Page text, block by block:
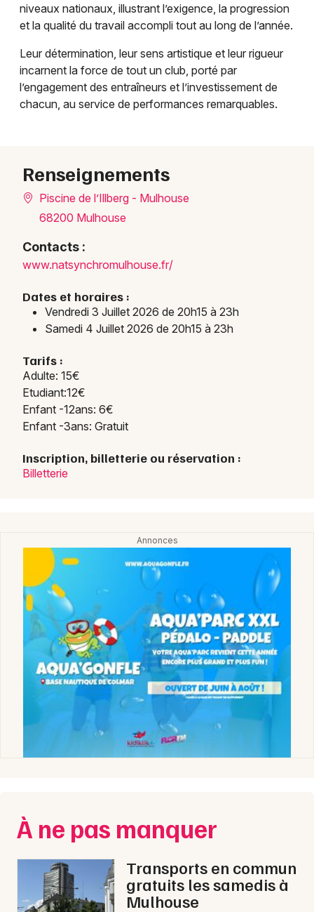
Choisir mes départements
Mon email
Je m'abonne
niveaux nationaux, illustrant l’exigence, la progression
et la qualité du travail accompli tout au long de l’année.
Leur détermination, leur sens artistique et leur rigueur
incarnent la force de tout un club, porté par
l’engagement des entraîneurs et l’investissement de
chacun, au service de performances remarquables.
Renseignements
Piscine de l’Illberg - Mulhouse
68200 Mulhouse
Contacts :
www.natsynchromulhouse.fr/
Dates et horaires :
Vendredi 3 Juillet 2026 de 20h15 à 23h
Samedi 4 Juillet 2026 de 20h15 à 23h
Tarifs :
Adulte: 15€
Etudiant:12€
Enfant -12ans: 6€
Enfant -3ans: Gratuit
Inscription, billetterie ou réservation :
Billetterie
À ne pas manquer
Transports en commun
gratuits les samedis à
Mulhouse